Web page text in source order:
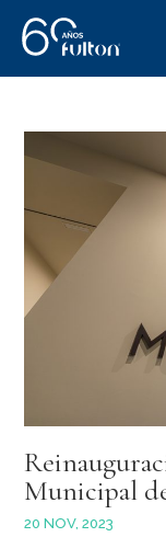
Municipal
20 NOV, 2023